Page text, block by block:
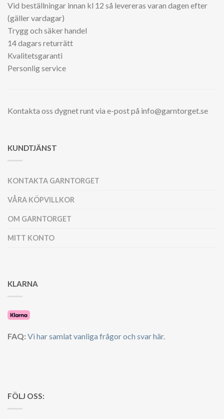
Vid beställningar innan kl 12 så levereras varan dagen efter
(gäller vardagar)
Trygg och säker handel
14 dagars returrätt
Kvalitetsgaranti
Personlig service
Kontakta oss dygnet runt via e-post på info@garntorget.se
KUNDTJÄNST
KONTAKTA GARNTORGET
VÅRA KÖPVILLKOR
OM GARNTORGET
MITT KONTO
KLARNA
FAQ:Vi har samlat vanliga frågor och svar här.
FÖLJ OSS: